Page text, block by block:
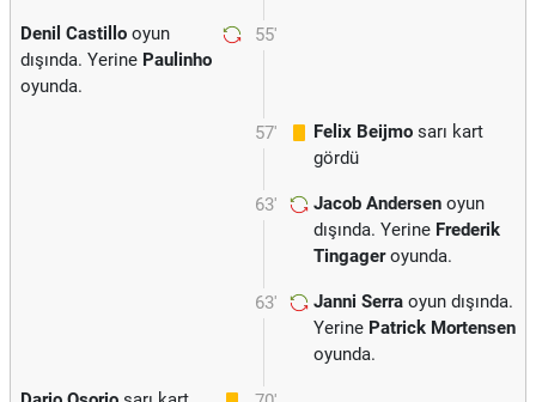
55'
Denil Castillo oyun
dışında. Yerine Paulinho
oyunda.
57' Felix Beijmo sarı kart
gördü
63' Jacob Andersen oyun
dışında. Yerine Frederik
Tingageroyunda.
63' Janni Serra oyun dışında.
Yerine Patrick Mortensen
oyunda.